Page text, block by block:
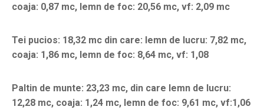
coaja: 0,87 mc, lemn de foc: 20,56 mc, vf: 2,09 mc
Tei pucios: 18,32 mc din care: lemn de lucru: 7,82 mc,
coaja: 1,86 mc, lemn de foc: 8,64 mc, vf: 1,08
Paltin de munte: 23,23 mc, din care lemn de lucru:
12,28 mc, coaja: 1,24 mc, lemn de foc: 9,61 mc, vf:1,06